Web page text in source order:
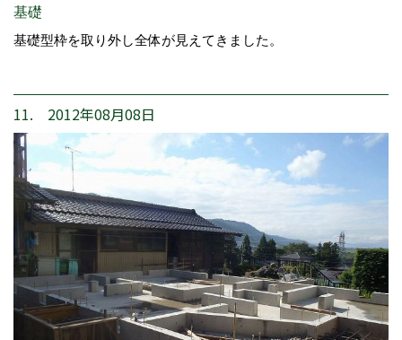
基礎
基礎型枠を取り外し全体が見えてきました。
11. 2012年08月08日